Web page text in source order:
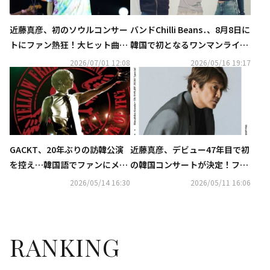
近藤真彦、初のソウルコンサー
トにファン熱狂！大ヒット曲に
まつわる40年前のエピソードも
「当時韓国でも有名だった」
2026/07/01 12:08
バンドChilli Beans․、8月8日に
韓国で初となるワンマンライブ
2026/05/16 19:17
GACKT、20年ぶりの訪韓公演
を控え…韓国語でファンにメッ
セージ！「最高のライブを届け
2026/05/14 16:30
近藤真彦、デビュー47年目で初
の韓国コンサートが決定！ファ
ンミーティング開催も2026/05/11 16:06
RANKING